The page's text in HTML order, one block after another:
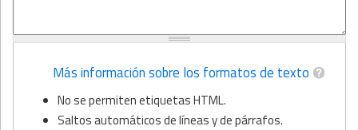
Más información sobre los formatos de texto
No se permiten etiquetas HTML.
Saltos automáticos de líneas y de párrafos.